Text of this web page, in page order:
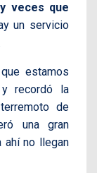
veces que
un servicio
estamos
y recordó la
de
una gran
ahí no llegan